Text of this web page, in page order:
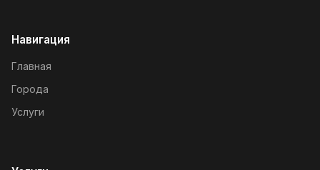
Навигация
Главная
Города
Услуги